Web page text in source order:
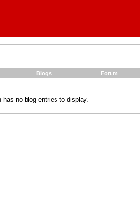
Blogs Forum
has no blog entries to display.